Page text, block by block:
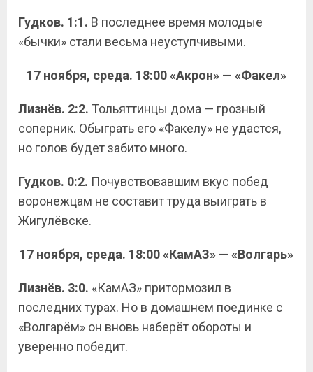
Гудков. 1:1. В последнее время молодые
«бычки» стали весьма неуступчивыми.
17 ноября, среда. 18:00 «Акрон» — «Факел»
Лизнёв. 2:2. Тольяттинцы дома — грозный
соперник. Обыграть его «Факелу» не удастся,
но голов будет забито много.
Гудков. 0:2. Почувствовавшим вкус побед
воронежцам не составит труда выиграть в
Жигулёвске.
17 ноября, среда. 18:00 «КамАЗ» — «Волгарь»
Лизнёв. 3:0. «КамАЗ» притормозил в
последних турах. Но в домашнем поединке с
«Волгарём» он вновь наберёт обороты и
уверенно победит.